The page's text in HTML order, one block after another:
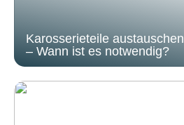
Karosserieteile austauschen
– Wann ist es notwendig?